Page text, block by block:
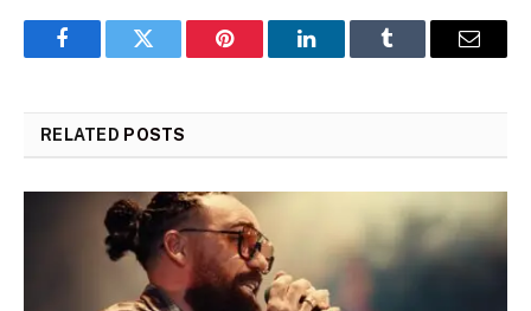
FacebookTwitter Pinterest LinkedInTumblr Email
RELATED POSTS